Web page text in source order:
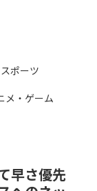
スポーツ
メ・ゲーム
早さ優先